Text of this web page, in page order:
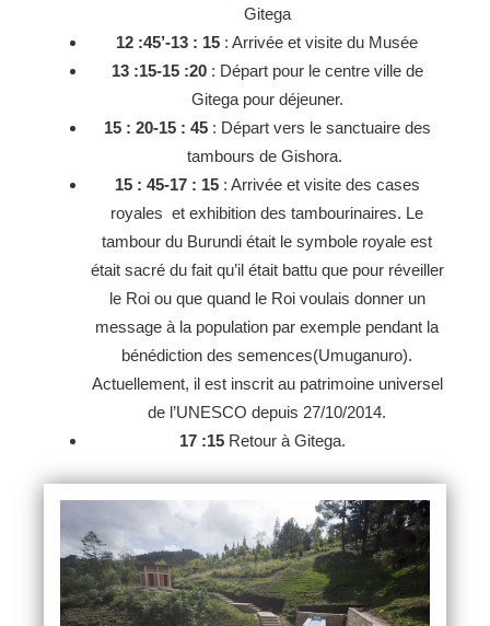
Gitega
12 :45’-13 : 15 : Arrivée et visite du Musée
13 :15-15 :20: Départ pour le centre ville de
Gitega pour déjeuner.
15 : 20-15 : 45: Départ vers le sanctuaire des
tambours de Gishora.
15 : 45-17 : 15: Arrivée et visite des cases
royales et exhibition des tambourinaires. Le
tambour du Burundi était le symbole royale est
était sacré du fait qu’il était battu que pour réveiller
le Roi ou que quand le Roi voulais donner un
message à la population par exemple pendant la
bénédiction des semences(Umuganuro).
Actuellement, il est inscrit au patrimoine universel
de l’UNESCO depuis 27/10/2014.
17 :15 Retour à Gitega.